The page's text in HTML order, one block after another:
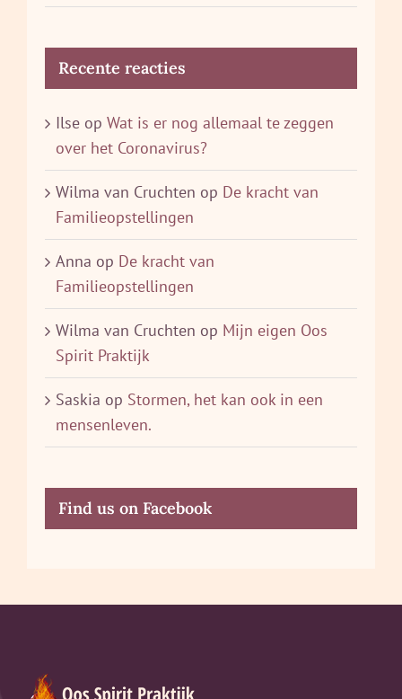
Recente reacties
Ilse op Wat is er nog allemaal te zeggen
over het Coronavirus?
Wilma van Cruchten op De kracht van
Familieopstellingen
Anna op De kracht van
Familieopstellingen
Wilma van Cruchten op Mijn eigen Oos
Spirit Praktijk
Saskia op Stormen, het kan ook in een
mensenleven.
Find us on Facebook